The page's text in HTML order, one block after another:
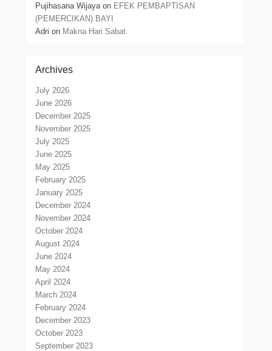
Pujihasana Wijayaon EFEK PEMBAPTISAN
(PEMERCIKAN) BAYI
Adri on Makna Hari Sabat
Archives
July 2026
June 2026
December 2025
November 2025
July 2025
June 2025
May 2025
February 2025
January 2025
December 2024
November 2024
October 2024
August 2024
June 2024
May 2024
April 2024
March 2024
February 2024
December 2023
October 2023
September 2023